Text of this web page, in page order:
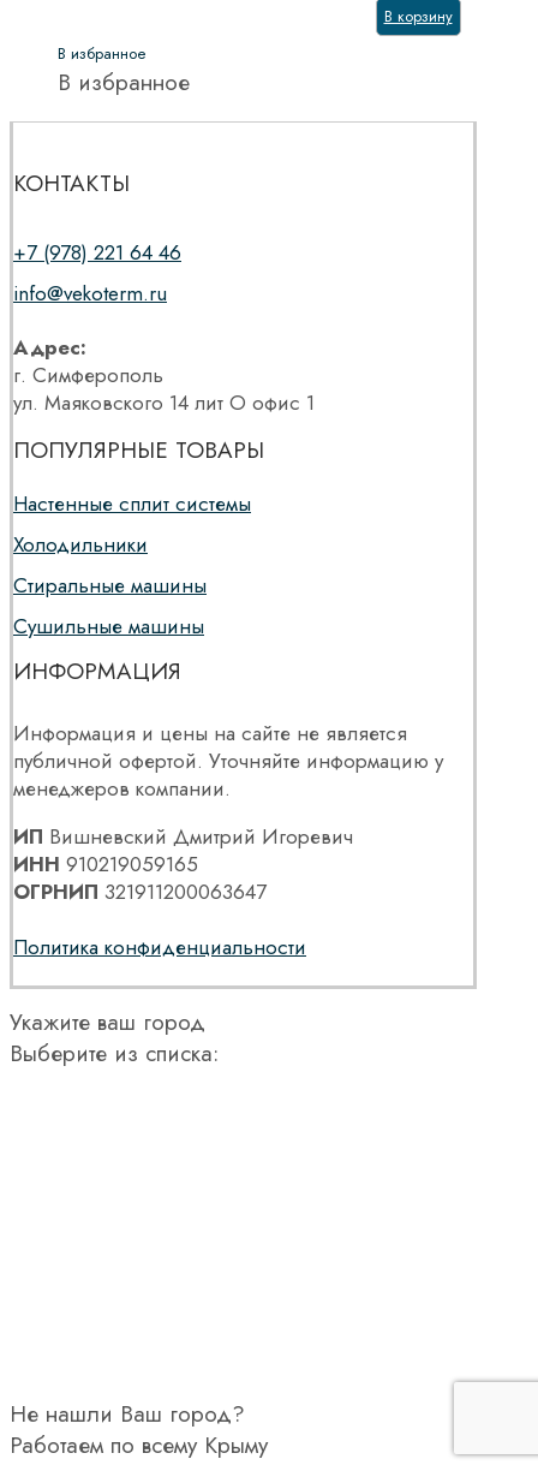
В корзину
В избранное
В избранное
КОНТАКТЫ
+7 (978) 221 64 46
info@vekoterm.ru
Адрес:
г. Симферополь
ул. Маяковского 14 лит О офис 1
ПОПУЛЯРНЫЕ ТОВАРЫ
Настенные сплит системы
Холодильники
Стиральные машины
Сушильные машины
ИНФОРМАЦИЯ
Информация и цены на сайте не является
публичной офертой. Уточняйте информацию у
менеджеров компании.
ИП Вишневский Дмитрий Игоревич
ИНН 910219059165
ОГРНИП 321911200063647
Политика конфиденциальности
Укажите ваш город
Выберите из списка:
Не нашли Ваш город?
Работаем по всему Крыму